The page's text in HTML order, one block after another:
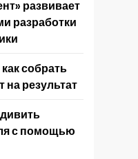
развивает
разработки
собрать
на результат
с помощью